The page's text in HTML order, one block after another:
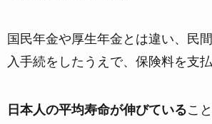
国民年金や厚生年金とは違い、民
入手続をしたうえで、保険料を支払
日本人の平均寿命が伸びているこ